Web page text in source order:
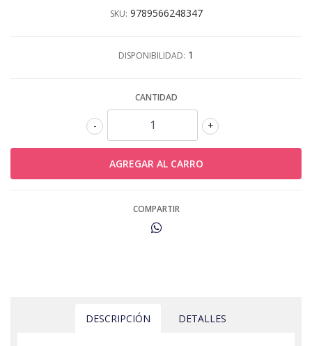
SKU: 9789566248347
DISPONIBILIDAD: 1
CANTIDAD
+
-
COMPARTIR
DESCRIPCIÓN DETALLES